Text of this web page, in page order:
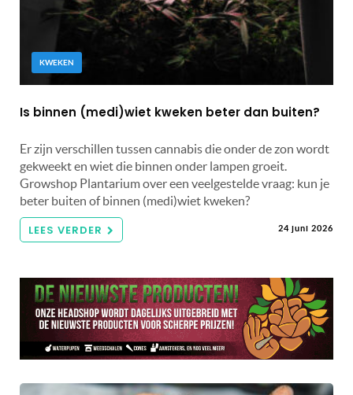
KWEKEN
Is binnen (medi)wiet kweken beter dan buiten?
Er zijn verschillen tussen cannabis die onder de zon wordt
gekweekt en wiet die binnen onder lampen groeit.
Growshop Plantarium over een veelgestelde vraag: kun je
beter buiten of binnen (medi)wiet kweken?
LEES VERDER 24 juni 2026